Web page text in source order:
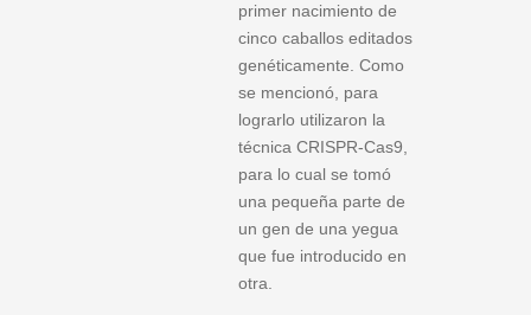
primer nacimiento de
cinco caballos editados
genéticamente. Como
se mencionó, para
lograrlo utilizaron la
técnica CRISPR-Cas9,
para lo cual se tomó
una pequeña parte de
un gen de una yegua
que fue introducido en
otra.